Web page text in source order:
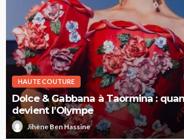
HAUTE COUTURE
Dolce & Gabbana à Taormina :
devient l’Olympe
Jihène Ben Hassine